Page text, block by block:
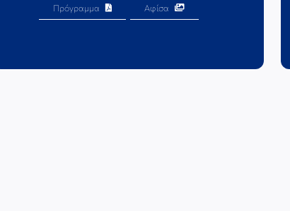
Πρόγραμμα Αφίσα